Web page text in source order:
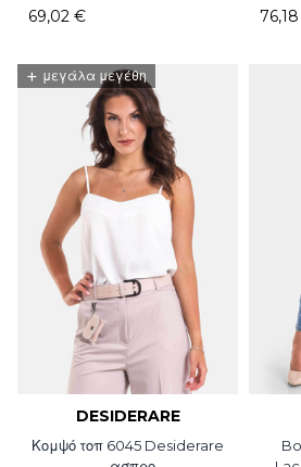
69,02 €
+ μεγάλα μεγέθη
DESIDERARE
Κομψό τοπ 6045 Desiderare